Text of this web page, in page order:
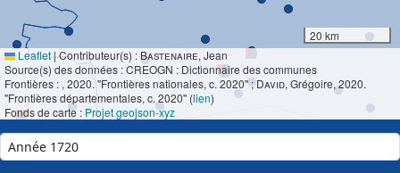
20 km
Leaflet|Contributeur(s) : Bastenaire, Jean
Source(s) des données : CREOGN : Dictionnaire des communes
Frontières : , 2020. "Frontières nationales, c. 2020" ;David, Grégoire, 2020.
"Frontières départementales, c. 2020" (lien)
Fonds de carte : Projet geojson-xyz